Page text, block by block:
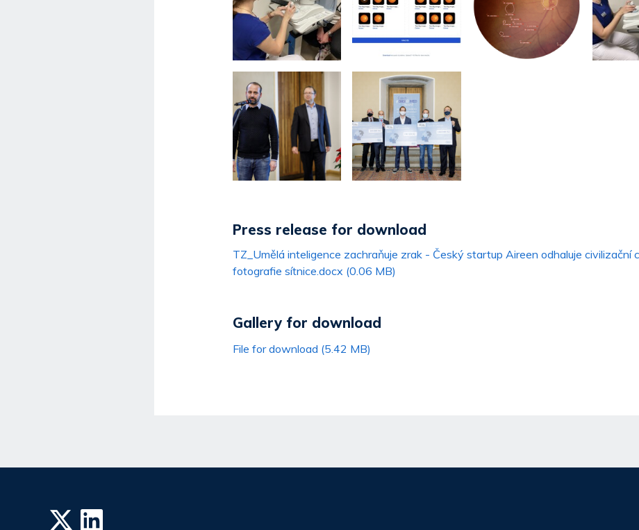
Press release for download
TZ_Umělá inteligence zachraňuje zrak - Český startup Aireen odhaluje civilizační
fotografie sítnice.docx (0.06 MB)
Gallery for download
File for download (5.42 MB)